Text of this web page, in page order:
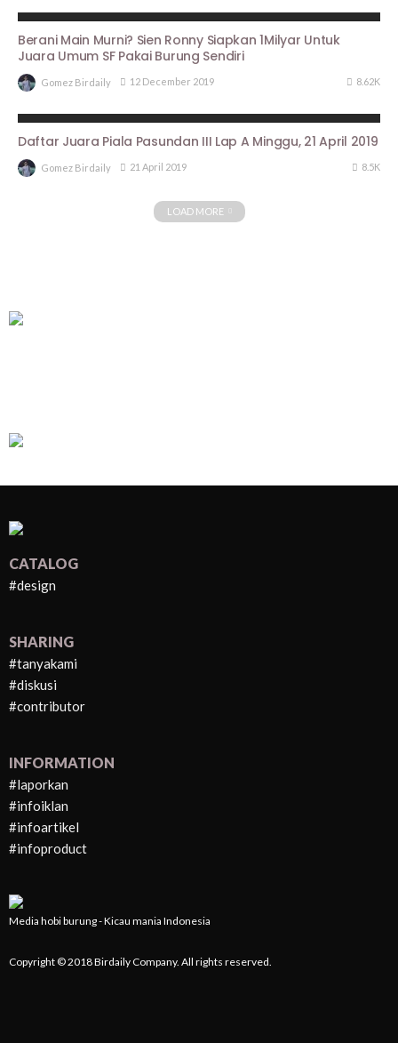
Berani Main Murni? Sien Ronny Siapkan 1Milyar Untuk
Juara Umum SF Pakai Burung Sendiri
Gomez Birdaily 12 December 2019 8.62K
Daftar Juara Piala Pasundan III Lap A Minggu, 21 April 2019
Gomez Birdaily 21 April 2019 8.5K
LOAD MORE
CATALOG
#design
SHARING
#tanyakami
#diskusi
#contributor
INFORMATION
#laporkan
#infoiklan
#infoartikel
#infoproduct
Media hobi burung - Kicau mania Indonesia
Copyright © 2018 Birdaily Company. All rights reserved.